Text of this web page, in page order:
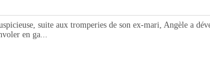
suite aux tromperies de son ex-mari, Angèle a
en ga...